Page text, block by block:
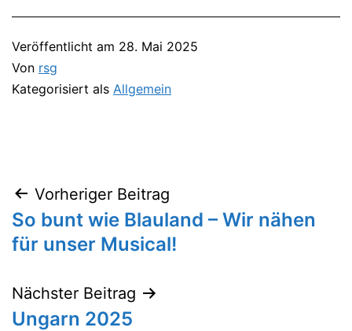
Veröffentlicht am 28. Mai 2025
Von rsg
Kategorisiert als Allgemein
Beitragsnavigation
Vorheriger Beitrag
So bunt wie Blauland – Wir nähen
für unser Musical!
Nächster Beitrag
Ungarn 2025